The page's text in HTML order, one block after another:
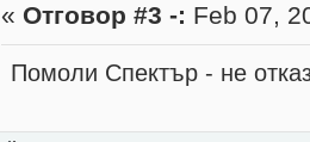
« Отговор #3 -: Feb 07,
Помоли Спектър - не